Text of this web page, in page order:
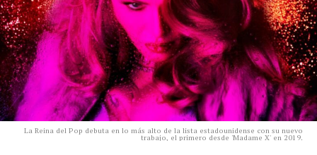
La Reina del Pop debuta en lo más alto de la lista estadounidense con su nuevo
trabajo, el primero desde 'Madame X' en 2019.